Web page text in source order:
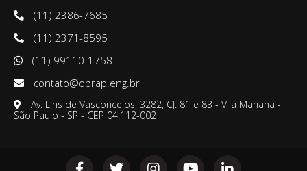
(11) 2386-7685
(11) 2371-8595
(11) 99110-1758
contato@obrap.eng.br
Av. Lins de Vasconcelos, 3282, CJ. 81 e 83 - Vila Mariana -
São Paulo - SP - CEP 04.112-002